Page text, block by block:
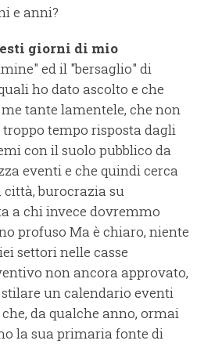
e anni?
giorni di mio
ed il "bersaglio" di
ho dato ascolto e che
tante lamentele, che non
tempo risposta dagli
con il suolo pubblico da
eventi e che quindi cerca
burocrazia su
a chi invece dovremmo
profuso Ma è chiaro, niente
settori nelle casse
non ancora approvato,
un calendario eventi
da qualche anno, ormai
la sua primaria fonte di